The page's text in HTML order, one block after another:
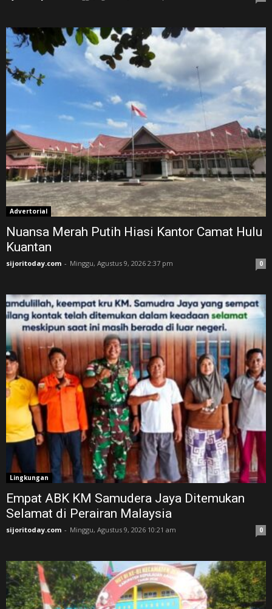
Advertorial
Nuansa Merah Putih Hiasi Kantor Camat Hulu
Kuantan
sijoritoday.com - Minggu, Agustus 9, 2026 2:37 pm 0
Lingkungan
Empat ABK KM Samudera Jaya Ditemukan
Selamat di Perairan Malaysia
sijoritoday.com - Minggu, Agustus 9, 2026 10:21 am 0